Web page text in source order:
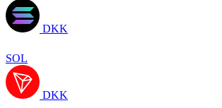
DKK
SOL
DKK